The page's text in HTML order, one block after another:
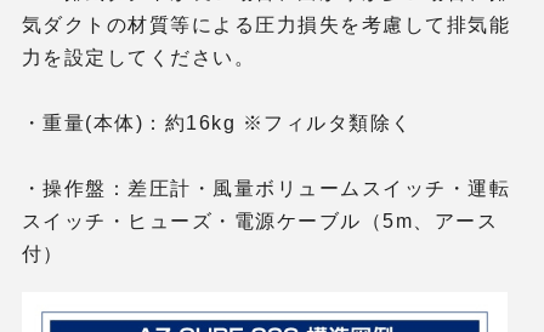
気ダクトの材質等による圧力損失を考慮して排気能
力を設定してください。
・重量(本体)：約16kg ※フィルタ類除く
・操作盤：差圧計・風量ボリュームスイッチ・運転
スイッチ・ヒューズ・電源ケーブル（5m、アース
付）